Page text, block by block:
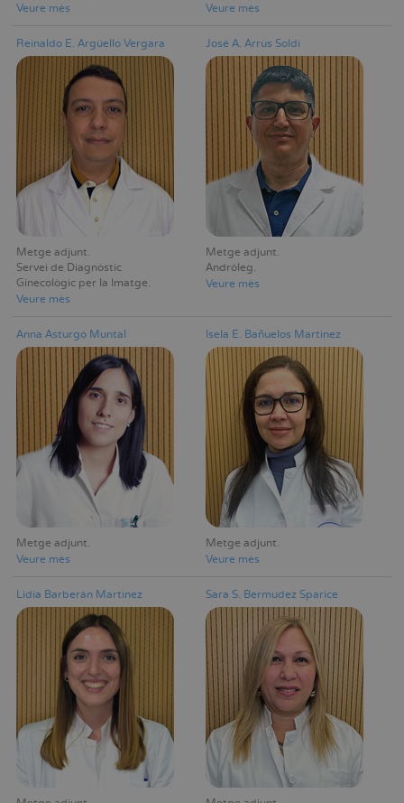
Veure mès
Veure mès
Reinaldo E. Argüello Vergara
Metge adjunt
Servei de Diagnòstic
Ginecològic per la Imatge
Veure mès
José A. Arrús Soldi
Metge adjunt
Andròleg
Veure mès
Anna Asturgó Muntal
Metge adjunt
Veure mès
Isela E. Bañuelos Martinez
Metge adjunt
Veure mès
Lidia Barberán Martínez Sara S. Bermudez Sparice